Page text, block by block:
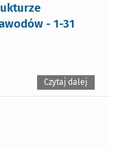
- 1-31
Czytaj dalej